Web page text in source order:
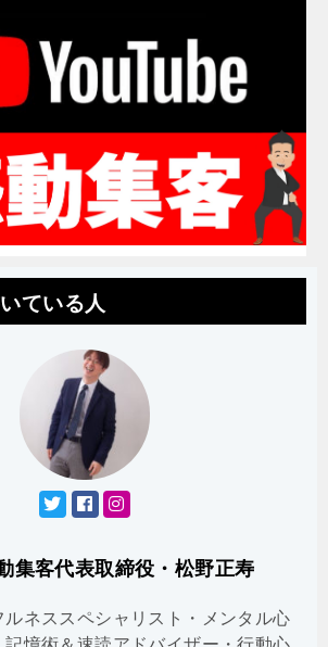
ている人
集客代表取締役・松野正寿
ネススペシャリスト・メンタル心